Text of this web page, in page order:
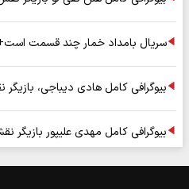
سریال بامداد خمار چند قسمت
بیوگرافی کامل هادی دیباجی،
بیوگرافی کامل مهدی علیپور بازیگر